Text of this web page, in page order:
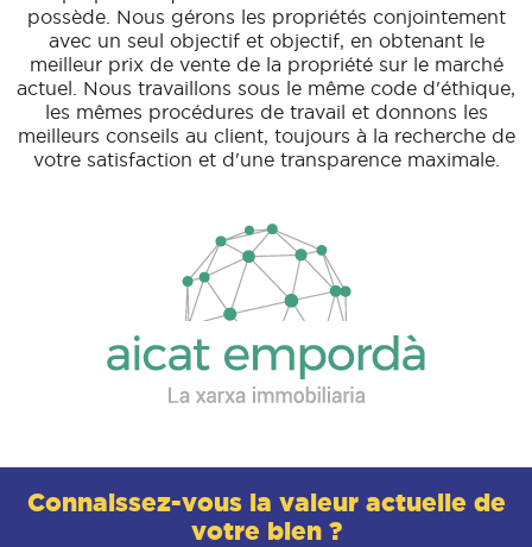
possède. Nous gérons les propriétés conjointement
avec un seul objectif et objectif, en obtenant le
meilleur prix de vente de la propriété sur le marché
actuel. Nous travaillons sous le même code d'éthique,
les mêmes procédures de travail et donnons les
meilleurs conseils au client, toujours à la recherche de
votre satisfaction et d'une transparence maximale.
Connaissez-vous la valeur actuelle de
votre bien ?